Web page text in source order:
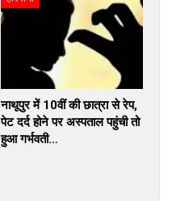
नाथूपुर में 10वीं की छात्रा से रेप,
पेट दर्द होने पर अस्पताल पहुंची तो
हुआ गर्भवती…